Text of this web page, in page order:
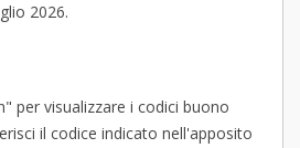
2026.
per visualizzare i codici buono
il codice indicato nell'apposito